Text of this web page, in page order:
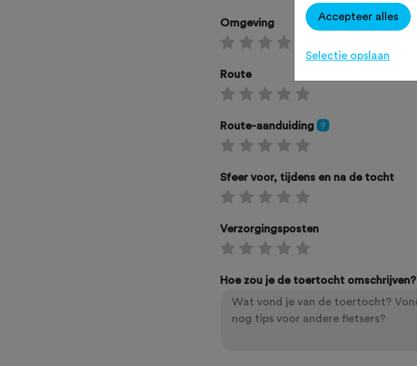
Omgeving
Route
Route-aanduiding ?
Sfeer voor, tijdens en na de tocht
Verzorgingsposten
Hoe zou je de toertocht omschrijven?
Accepteer alles
Selectie opslaan